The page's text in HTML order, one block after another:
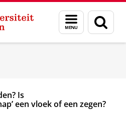
Menu
en
zoeken
of Innovation Management &
Is
een vloek of een zegen?